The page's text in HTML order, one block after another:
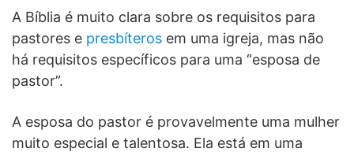
A Bíblia é muito clara sobre os requisitos para
pastores e presbíteros em uma igreja, mas não
há requisitos específicos para uma “esposa de
pastor”.
A esposa do pastor é provavelmente uma mulher
muito especial e talentosa. Ela está em uma